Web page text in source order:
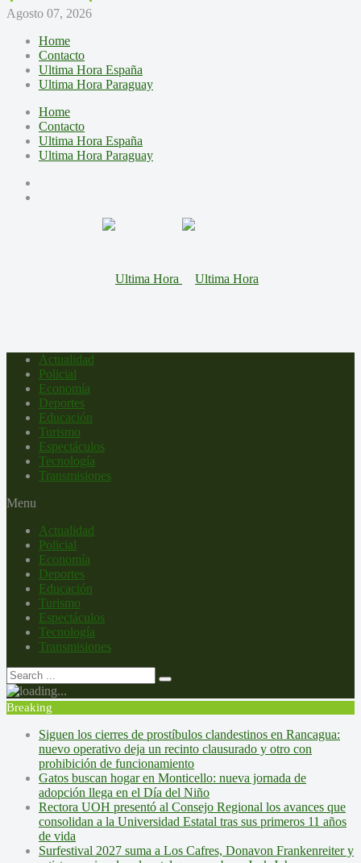
Agosto 07, 2026
Home
Contacto
Ultima Hora España
Ultima Hora Paraguay
Home
Contacto
Ultima Hora España
Ultima Hora Paraguay
Actualidad
Policial
Economía
Deportes
Educación
Turismo
Espectáculos
Tecnología
Transmisiones
Menu
Actualidad
Policial
Economía
Deportes
Educación
Turismo
Espectáculos
Tecnología
Transmisiones
Breaking
Siguen los cierres de prostíbulos clandestinos en Rancagua:
nuevo operativo deja un recinto clausurado y otro con
prohibición de funcionamiento
Gatos buscan hogar en Monticello: nueva jornada de
adopción llega en el Día del Niño
Rectora UOH presentó al Consejo Regional los avances que
consolidan a la Universidad Estatal tras sus primeros 11 años
de vida
Surfestival 2027 suma a Los Cafres, Donavon Frankenreiter y